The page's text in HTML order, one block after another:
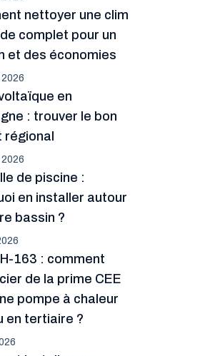
nettoyer une clim
complet pour un
et des économies
en
: trouver le bon
régional
de piscine :
en installer autour
bassin ?
163 : comment
de la prime CEE
pompe à chaleur
en tertiaire ?